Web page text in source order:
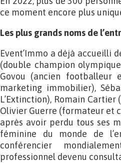
ce moment encore plus
Les plus grands noms de
Event’Immo a déjà accueilli
(double champion
Govou (ancien footballeur
marketing immobilier),
L’Extinction), Romain
Olivier Guerre (formateur et
après avoir perdu tous ses
féminine du monde de
conférencier
professionnel devenu